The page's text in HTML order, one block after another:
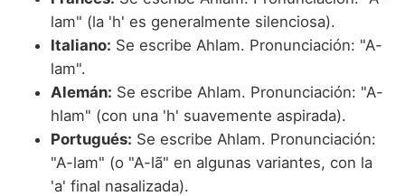
lam" (la 'h' es generalmente silenciosa).
Italiano: Se escribe Ahlam. Pronunciación: "A-
lam".
Alemán: Se escribe Ahlam. Pronunciación: "A-
hlam" (con una 'h' suavemente aspirada).
Portugués: Se escribe Ahlam. Pronunciación:
"A-lam" (o "A-lã" en algunas variantes, con la
'a' final nasalizada).